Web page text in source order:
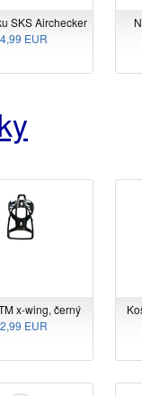
SKS Airchecker
EUR
x-wing, černý
EUR